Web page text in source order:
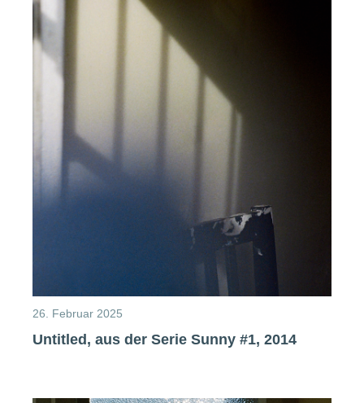
26. Februar 2025
Untitled, aus der Serie Sunny #1, 2014